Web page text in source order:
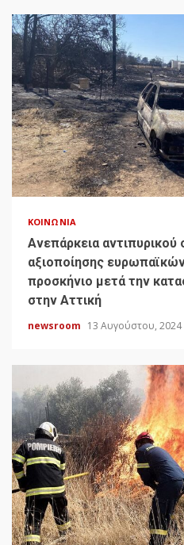
ΚΟΙΝΩΝΊΑ
Ανεπάρκεια αντιπυρικού
αξιοποίησης
προσκήνιο μετά την
στην Αττική
newsroom 13 Αυγούστου, 2024